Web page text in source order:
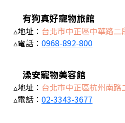
有狗真好寵物旅館
▵地址： 台北市中正區中華路二
▵電話： 0968-892-800
澡安寵物美容館
▵地址： 台北市中正區杭州南路
▵電話： 02-3343-3677